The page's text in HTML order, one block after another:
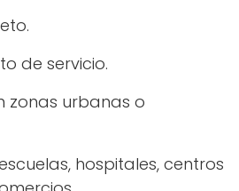
de servicio.
zonas urbanas o
hospitales, centros